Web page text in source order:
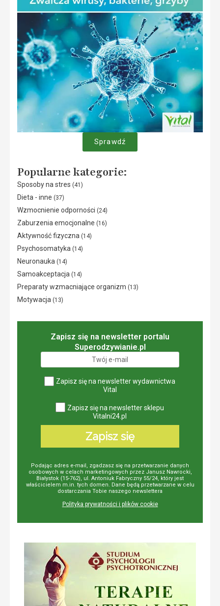
Sprawdź
Popularne kategorie:
Sposoby na stres (41)
Dieta - inne (37)
Wzmocnienie odporności (24)
Zaburzenia emocjonalne (16)
Aktywność fizyczna (14)
Psychosomatyka (14)
Neuronauka (14)
Samoakceptacja (14)
Preparaty wzmacniające organizm (13)
Motywacja (13)
Zapisz się na newsletter portalu
Superodzywianie.pl
Zapisz się na newsletter wydawnictwa
Vital
Zapisz się na newsletter sklepu
Vitalni24.pl
Zapisz się
Podając adres e-mail, zgadzasz się na przetwarzanie danych
osobowych w celach marketingowych przez Janusz Nawrocki,
Białystok (15-762), ul. Antoniuk Fabryczny 55/24, który jest
właścicielem m.in. tych domen. Dane będą przetwarzane w celu
dostarczania Tobie naszego newslettera
Polityka prywatności i plików cookie